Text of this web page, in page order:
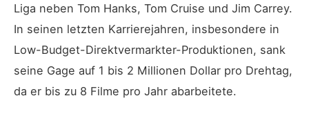
Liga neben Tom Hanks, Tom Cruise und Jim Carrey.
In seinen letzten Karrierejahren, insbesondere in
Low-Budget-Direktvermarkter-Produktionen, sank
seine Gage auf 1 bis 2 Millionen Dollar pro Drehtag,
da er bis zu 8 Filme pro Jahr abarbeitete.